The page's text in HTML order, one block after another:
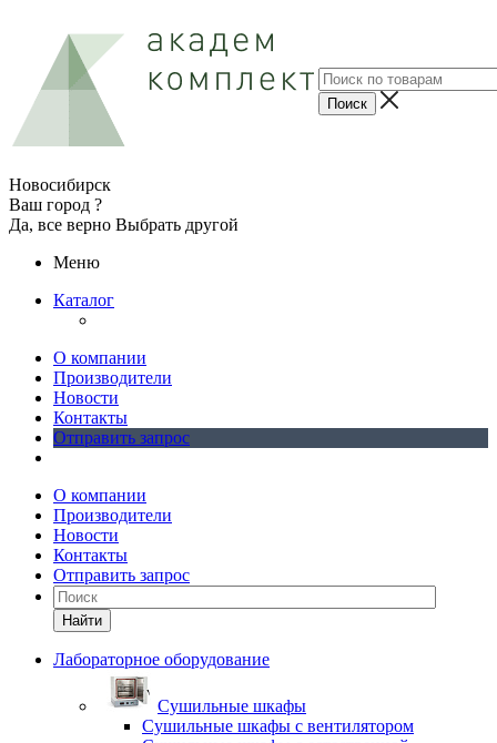
Новосибирск
Ваш город ?
Да, все верно Выбрать другой
Меню
Каталог
О компании
Производители
Новости
Контакты
Отправить запрос
О компании
Производители
Новости
Контакты
Отправить запрос
Найти
Лабораторное оборудование
Cушильные шкафы
Сушильные шкафы с вентилятором